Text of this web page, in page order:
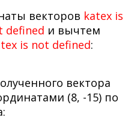
векторов katex is
defined и вычтем
is not defined:
вектора
(8, -15) по